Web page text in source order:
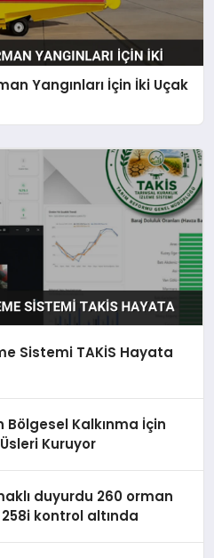
Yangınları İçin İki Uçak
Sistemi TAKİS Hayata
Bölgesel Kalkınma İçin
Kuruyor
duyurdu 260 orman
258i kontrol altında